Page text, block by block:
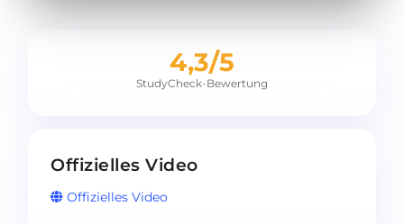
4,3/5
StudyCheck-Bewertung
Offizielles Video
Offizielles Video